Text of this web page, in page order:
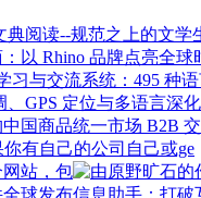
你有自己的公司自己或ge
站，包